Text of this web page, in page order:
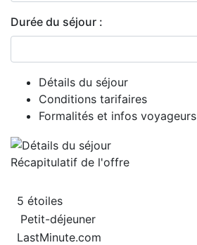
Durée du séjour :
Détails du séjour
Conditions tarifaires
Formalités et infos voyageurs
Récapitulatif de l'offre
5 étoiles
Petit-déjeuner
LastMinute.com